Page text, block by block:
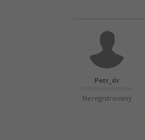
Petr_dr
Neregistrovaný